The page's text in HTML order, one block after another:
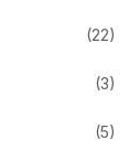
(22)
(3)
(5)